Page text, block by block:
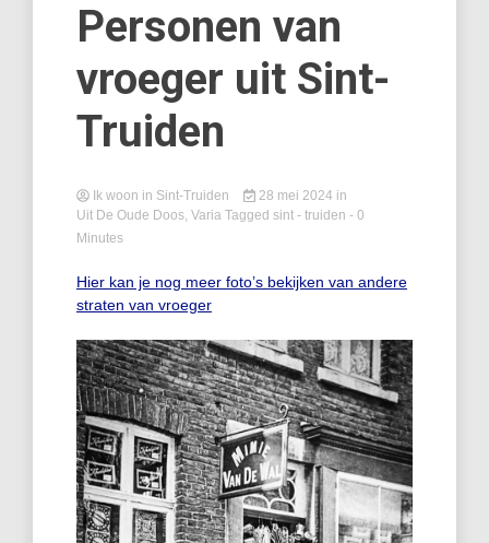
Personen van
vroeger uit Sint-
Truiden
Ik woon in Sint-Truiden 28 mei 2024 in
Uit De Oude Doos, Varia Tagged sint - truiden - 0
Minutes
Hier kan je nog meer foto’s bekijken van andere
straten van vroeger